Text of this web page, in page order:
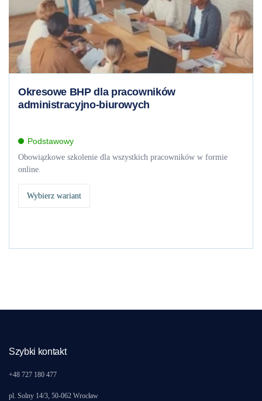
Okresowe BHP dla pracowników
administracyjno-biurowych
Podstawowy
Obowiązkowe szkolenie dla wszystkich pracowników w formie
online.
Wybierz wariant
Szybki kontakt
+48 727 180 477
pl. Solny 14/3, 50-062 Wrocław